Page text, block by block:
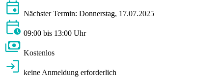
Nächster Termin: Donnerstag, 17.07.2025
09:00 bis 13:00 Uhr
Kostenlos
keine Anmeldung erforderlich